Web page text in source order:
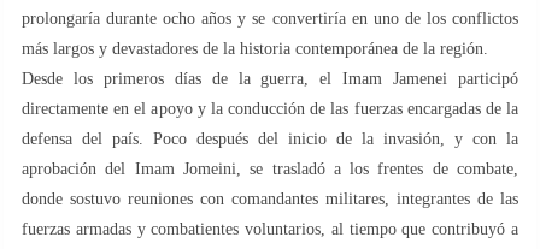
prolongaría durante ocho años y se convertiría en uno de los conflictos
más largos y devastadores de la historia contemporánea de la región.
Desde los primeros días de la guerra, el Imam Jamenei participó
directamente en el apoyo y la conducción de las fuerzas encargadas de la
defensa del país. Poco después del inicio de la invasión, y con la
aprobación del Imam Jomeini, se trasladó a los frentes de combate,
donde sostuvo reuniones con comandantes militares, integrantes de las
fuerzas armadas y combatientes voluntarios, al tiempo que contribuyó a